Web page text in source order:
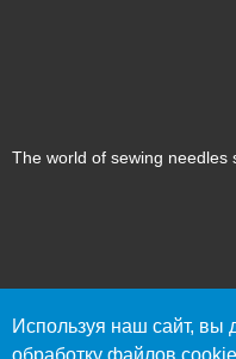
The world of sewing needles
Политика
Используя наш сайт, вы
обработку файлов